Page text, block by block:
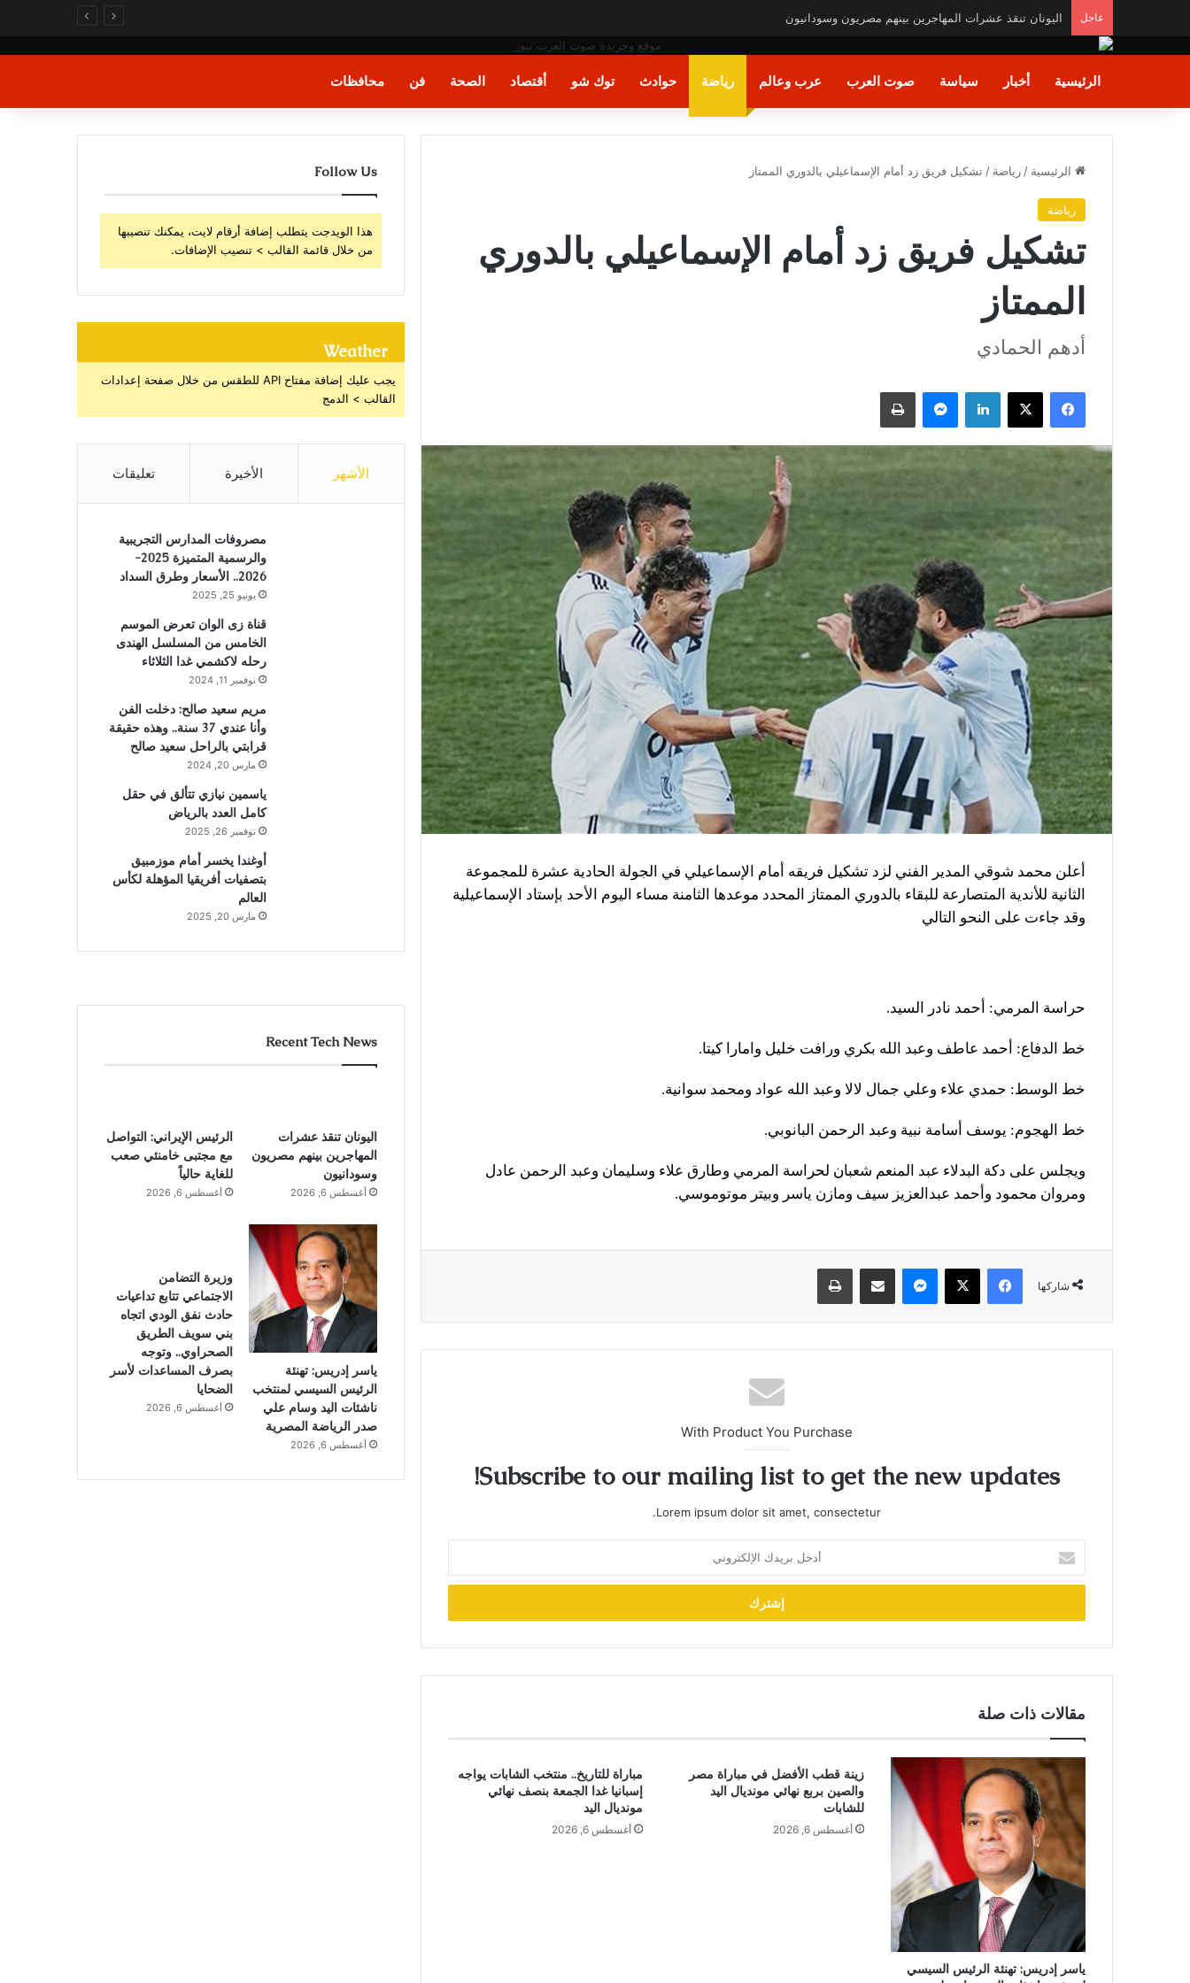
عاجل اليونان تنقذ عشرات المهاجرين بينهم مصريون وسودانيون
الرئيسية أخبار سياسة صوت العرب عرب وعالم رياضة حوادث توك شو أقتصاد الصحة فن محافظات
الرئيسية / رياضة / تشكيل فريق زد أمام الإسماعيلي بالدوري الممتاز
رياضة
تشكيل فريق زد أمام الإسماعيلي بالدوري
الممتاز
أدهم الحمادي
فيسبوك X لينكدإن ماسنجر طباعة
أعلن محمد شوقي المدير الفني لزد تشكيل فريقه أمام الإسماعيلي في الجولة الحادية عشرة للمجموعة
الثانية للأندية المتصارعة للبقاء بالدوري الممتاز المحدد موعدها الثامنة مساء اليوم الأحد بإستاد الإسماعيلية
وقد جاءت على النحو التالي
حراسة المرمي: أحمد نادر السيد.
خط الدفاع: أحمد عاطف وعبد الله بكري ورافت خليل وامارا كيتا.
خط الوسط: حمدي علاء وعلي جمال لالا وعبد الله عواد ومحمد سوانية.
خط الهجوم: يوسف أسامة نبية وعبد الرحمن البانوبي.
ويجلس على دكة البدلاء عبد المنعم شعبان لحراسة المرمي وطارق علاء وسليمان وعبد الرحمن عادل
ومروان محمود وأحمد عبدالعزيز سيف ومازن ياسر وبيتر موتوموسي.
شاركها
فيسبوك X ماسنجر مشاركة عبر البريد طباعة
With Product You Purchase
Subscribe to our mailing list to get the new updates!
Lorem ipsum dolor sit amet, consectetur.
بريدك
الإلكتروني
مقالات ذات صلة
ياسر إدريس: تهنئة الرئيس السيسي
زينة قطب الأفضل في مباراة مصر
والصين بربع نهائي مونديال اليد
للشابات
أغسطس 6, 2026
مباراة للتاريخ.. منتخب الشابات يواجه
إسبانيا غدا الجمعة بنصف نهائي
مونديال اليد
أغسطس 6, 2026
Follow Us
هذا الويدجت يتطلب إضافة أرقام لايت، يمكنك تنصيبها
من خلال قائمة القالب > تنصيب الإضافات.
Weather
يجب عليك إضافة مفتاح API للطقس من خلال صفحة إعدادات
القالب > الدمج
الأشهر الأخيرة تعليقات
مصروفات المدارس التجريبية
والرسمية المتميزة 2025-
2026.. الأسعار وطرق السداد
يونيو 25, 2025
قناة زى الوان تعرض الموسم
الخامس من المسلسل الهندى
رحله لاكشمي غدا الثلاثاء
نوفمبر 11, 2024
مريم سعيد صالح: دخلت الفن
وأنا عندي 37 سنة.. وهذه حقيقة
قرابتي بالراحل سعيد صالح
مارس 20, 2024
ياسمين نيازي تتألق في حقل
كامل العدد بالرياض
نوفمبر 26, 2025
أوغندا يخسر أمام موزمبيق
بتصفيات أفريقيا المؤهلة لكأس
العالم
مارس 20, 2025
Recent Tech News
اليونان تنقذ عشرات
المهاجرين بينهم مصريون
وسودانيون
أغسطس 6, 2026
الرئيس الإيراني: التواصل
مع مجتبى خامنئي صعب
للغاية حالياً
أغسطس 6, 2026
ياسر إدريس: تهنئة
الرئيس السيسي لمنتخب
ناشئات اليد وسام علي
صدر الرياضة المصرية
أغسطس 6, 2026
وزيرة التضامن
الاجتماعي تتابع تداعيات
حادث نفق الودي اتجاه
بني سويف الطريق
الصحراوي.. وتوجه
بصرف المساعدات لأسر
الضحايا
أغسطس 6, 2026